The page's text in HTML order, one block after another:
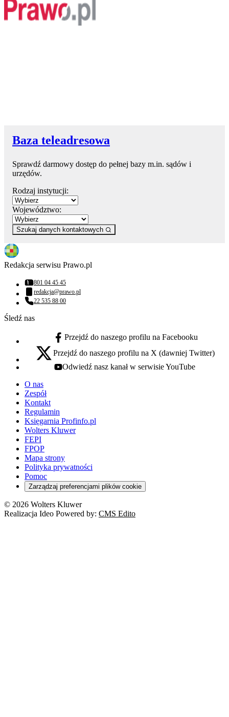
Baza teleadresowa
Sprawdź darmowy dostęp do pełnej bazy m.in. sądów i
urzędów.
Rodzaj instytucji:
Województwo:
Szukaj danych kontaktowych
Redakcja serwisu Prawo.pl
Numer telefonu:
801 04 45 45
Adres email:
redakcja@prawo.pl
Numer telefonu:
22 535 88 00
Śledź nas
facebook - otwiera się w nowej karcie
Przejdź do naszego profilu na Facebooku
x - otwiera się w nowej karcie
Przejdź do naszego profilu na X (dawniej Twitter)
youtube - otwiera się w nowej karcie
Odwiedź nasz kanał w serwisie YouTube
O nas
Zespół
Kontakt
Regulamin
Księgarnia Profinfo.pl
Wolters Kluwer
FEPI
FPOP
Mapa strony
Polityka prywatności
Pomoc
Zarządzaj preferencjami plików cookie
© 2026 Wolters Kluwer
Realizacja Ideo Powered by: CMS Edito